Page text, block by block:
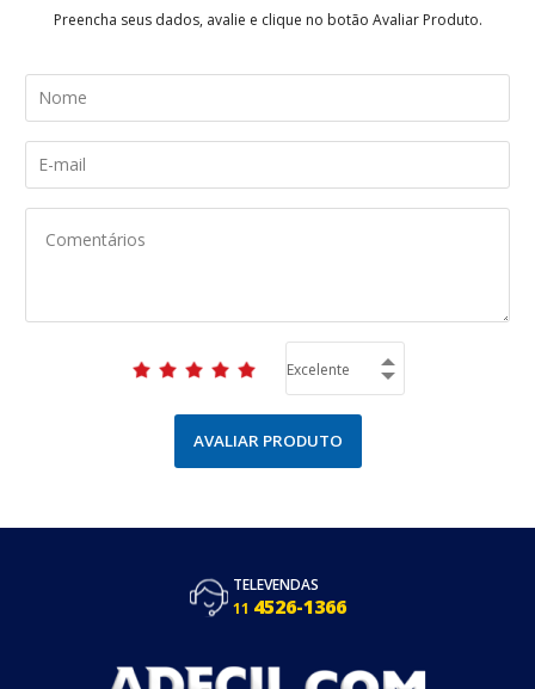
Preencha seus dados, avalie e clique no botão Avaliar Produto.
AVALIAR PRODUTO
TELEVENDAS
11 4526-1366